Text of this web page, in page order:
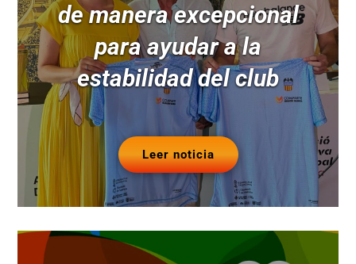
de manera excepcional
para ayudar a la
estabilidad del club
Leer noticia